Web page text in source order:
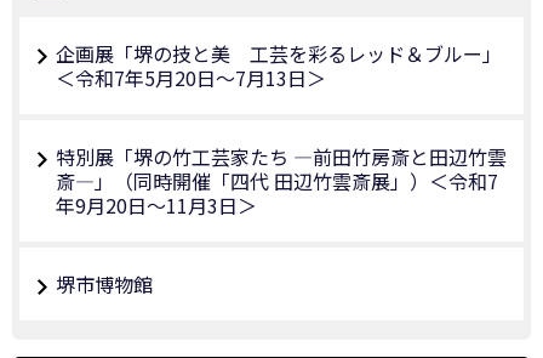
企画展「堺の技と美 工芸を彩るレッド＆ブルー」
＜令和7年5月20日～7月13日＞
特別展「堺の竹工芸家たち ―前田竹房斎と田辺竹雲
斎―」（同時開催「四代 田辺竹雲斎展」）＜令和7
年9月20日～11月3日＞
堺市博物館